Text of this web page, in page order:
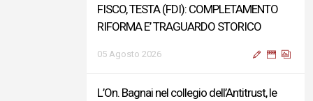
FISCO, TESTA (FDI): COMPLETAMENTO
RIFORMA E’ TRAGUARDO STORICO
05 Agosto 2026
L’On. Bagnai nel collegio dell’Antitrust, le